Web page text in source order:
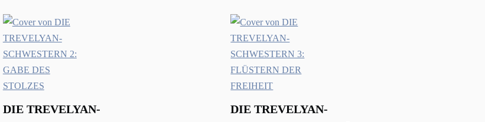
DIE TREVELYAN-
DIE TREVELYAN-